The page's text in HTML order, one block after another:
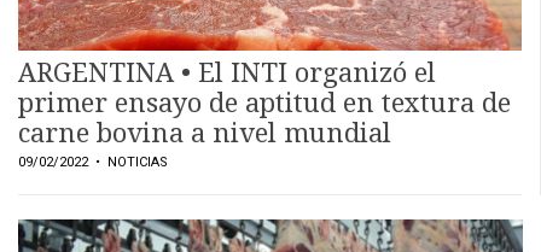
CONDICIONES
POLÍTICAS
DE
PRIVACIDAD
MAPA
DEL
ARGENTINA • El INTI organizó el
primer ensayo de aptitud en textura de
carne bovina a nivel mundial
09/02/2022• NOTICIAS